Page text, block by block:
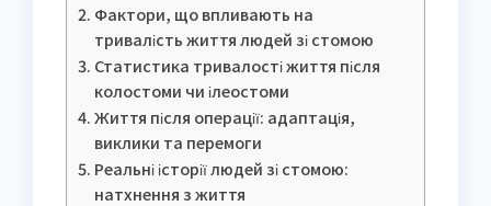
Фактори, що впливають на
тривалість життя людей зі стомою
Статистика тривалості життя після
колостоми чи ілеостоми
Життя після операції: адаптація,
виклики та перемоги
Реальні історії людей зі стомою:
натхнення з життя